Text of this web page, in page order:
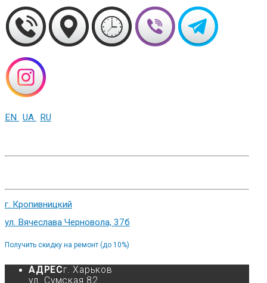
EN UA RU
г. Кропивницкий
ул. Вячеслава Черновола, 37б
Получить скидку на ремонт (до 10%)
АДРЕСг. Харьков
ул. Сумская 82